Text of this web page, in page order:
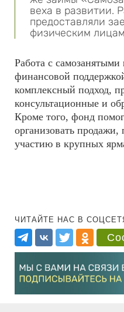
веха в развитии.
предоставляли
физическим
Работа с самозанятыми
финансовой
комплексный подход,
консультационные и
Кроме того, фонд
организовать
участию в крупных
ЧИТАЙТЕ НАС В